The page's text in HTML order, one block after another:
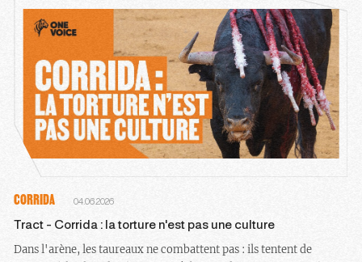
CORRIDA 04.06.2026
Tract - Corrida : la torture n'est pas une culture
Dans l'arène, les taureaux ne combattent pas : ils tentent de